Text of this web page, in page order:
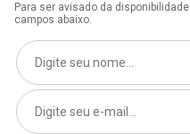
Para ser avisado da
campos abaixo.